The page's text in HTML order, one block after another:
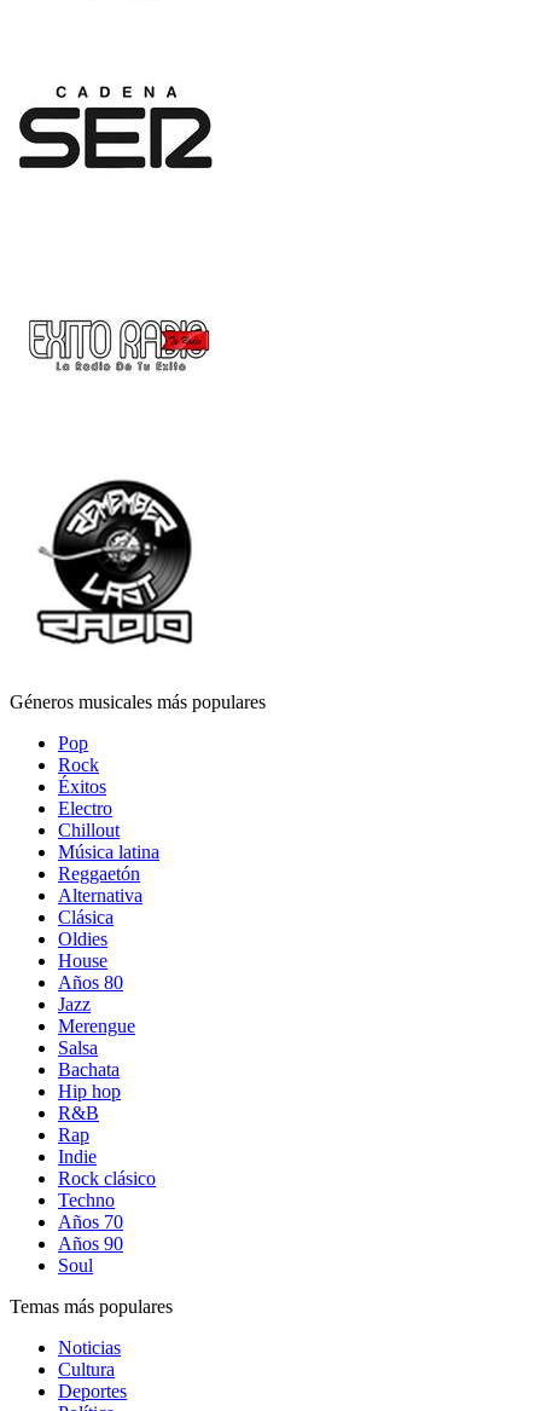
Géneros musicales más populares
Pop
Rock
Éxitos
Electro
Chillout
Música latina
Reggaetón
Alternativa
Clásica
Oldies
House
Años 80
Jazz
Merengue
Salsa
Bachata
Hip hop
R&B
Rap
Indie
Rock clásico
Techno
Años 70
Años 90
Soul
Temas más populares
Noticias
Cultura
Deportes